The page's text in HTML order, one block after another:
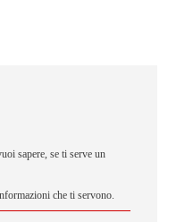
sapere, se ti serve un
che ti servono.